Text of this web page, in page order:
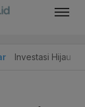
Investasi Hijau